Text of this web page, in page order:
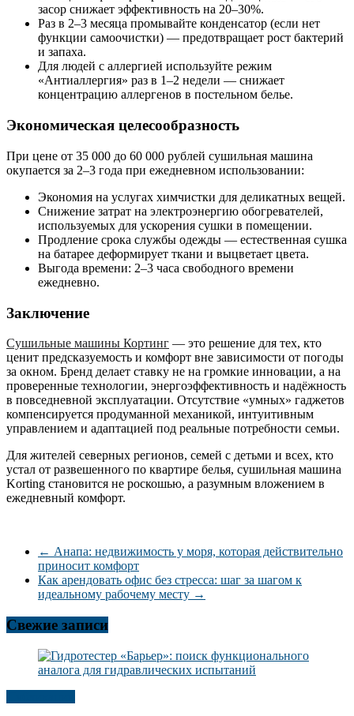
засор снижает эффективность на 20–30%.
Раз в 2–3 месяца промывайте конденсатор (если нет
функции самоочистки) — предотвращает рост бактерий
и запаха.
Для людей с аллергией используйте режим
«Антиаллергия» раз в 1–2 недели — снижает
концентрацию аллергенов в постельном белье.
Экономическая целесообразность
При цене от 35 000 до 60 000 рублей сушильная машина
окупается за 2–3 года при ежедневном использовании:
Экономия на услугах химчистки для деликатных вещей.
Снижение затрат на электроэнергию обогревателей,
используемых для ускорения сушки в помещении.
Продление срока службы одежды — естественная сушка
на батарее деформирует ткани и выцветает цвета.
Выгода времени: 2–3 часа свободного времени
ежедневно.
Заключение
Сушильные машины Кортинг — это решение для тех, кто
ценит предсказуемость и комфорт вне зависимости от погоды
за окном. Бренд делает ставку не на громкие инновации, а на
проверенные технологии, энергоэффективность и надёжность
в повседневной эксплуатации. Отсутствие «умных» гаджетов
компенсируется продуманной механикой, интуитивным
управлением и адаптацией под реальные потребности семьи.
Для жителей северных регионов, семей с детьми и всех, кто
устал от развешенного по квартире белья, сушильная машина
Korting становится не роскошью, а разумным вложением в
ежедневный комфорт.
← Анапа: недвижимость у моря, которая действительно
приносит комфорт
Как арендовать офис без стресса: шаг за шагом к
идеальному рабочему месту →
Свежие записи